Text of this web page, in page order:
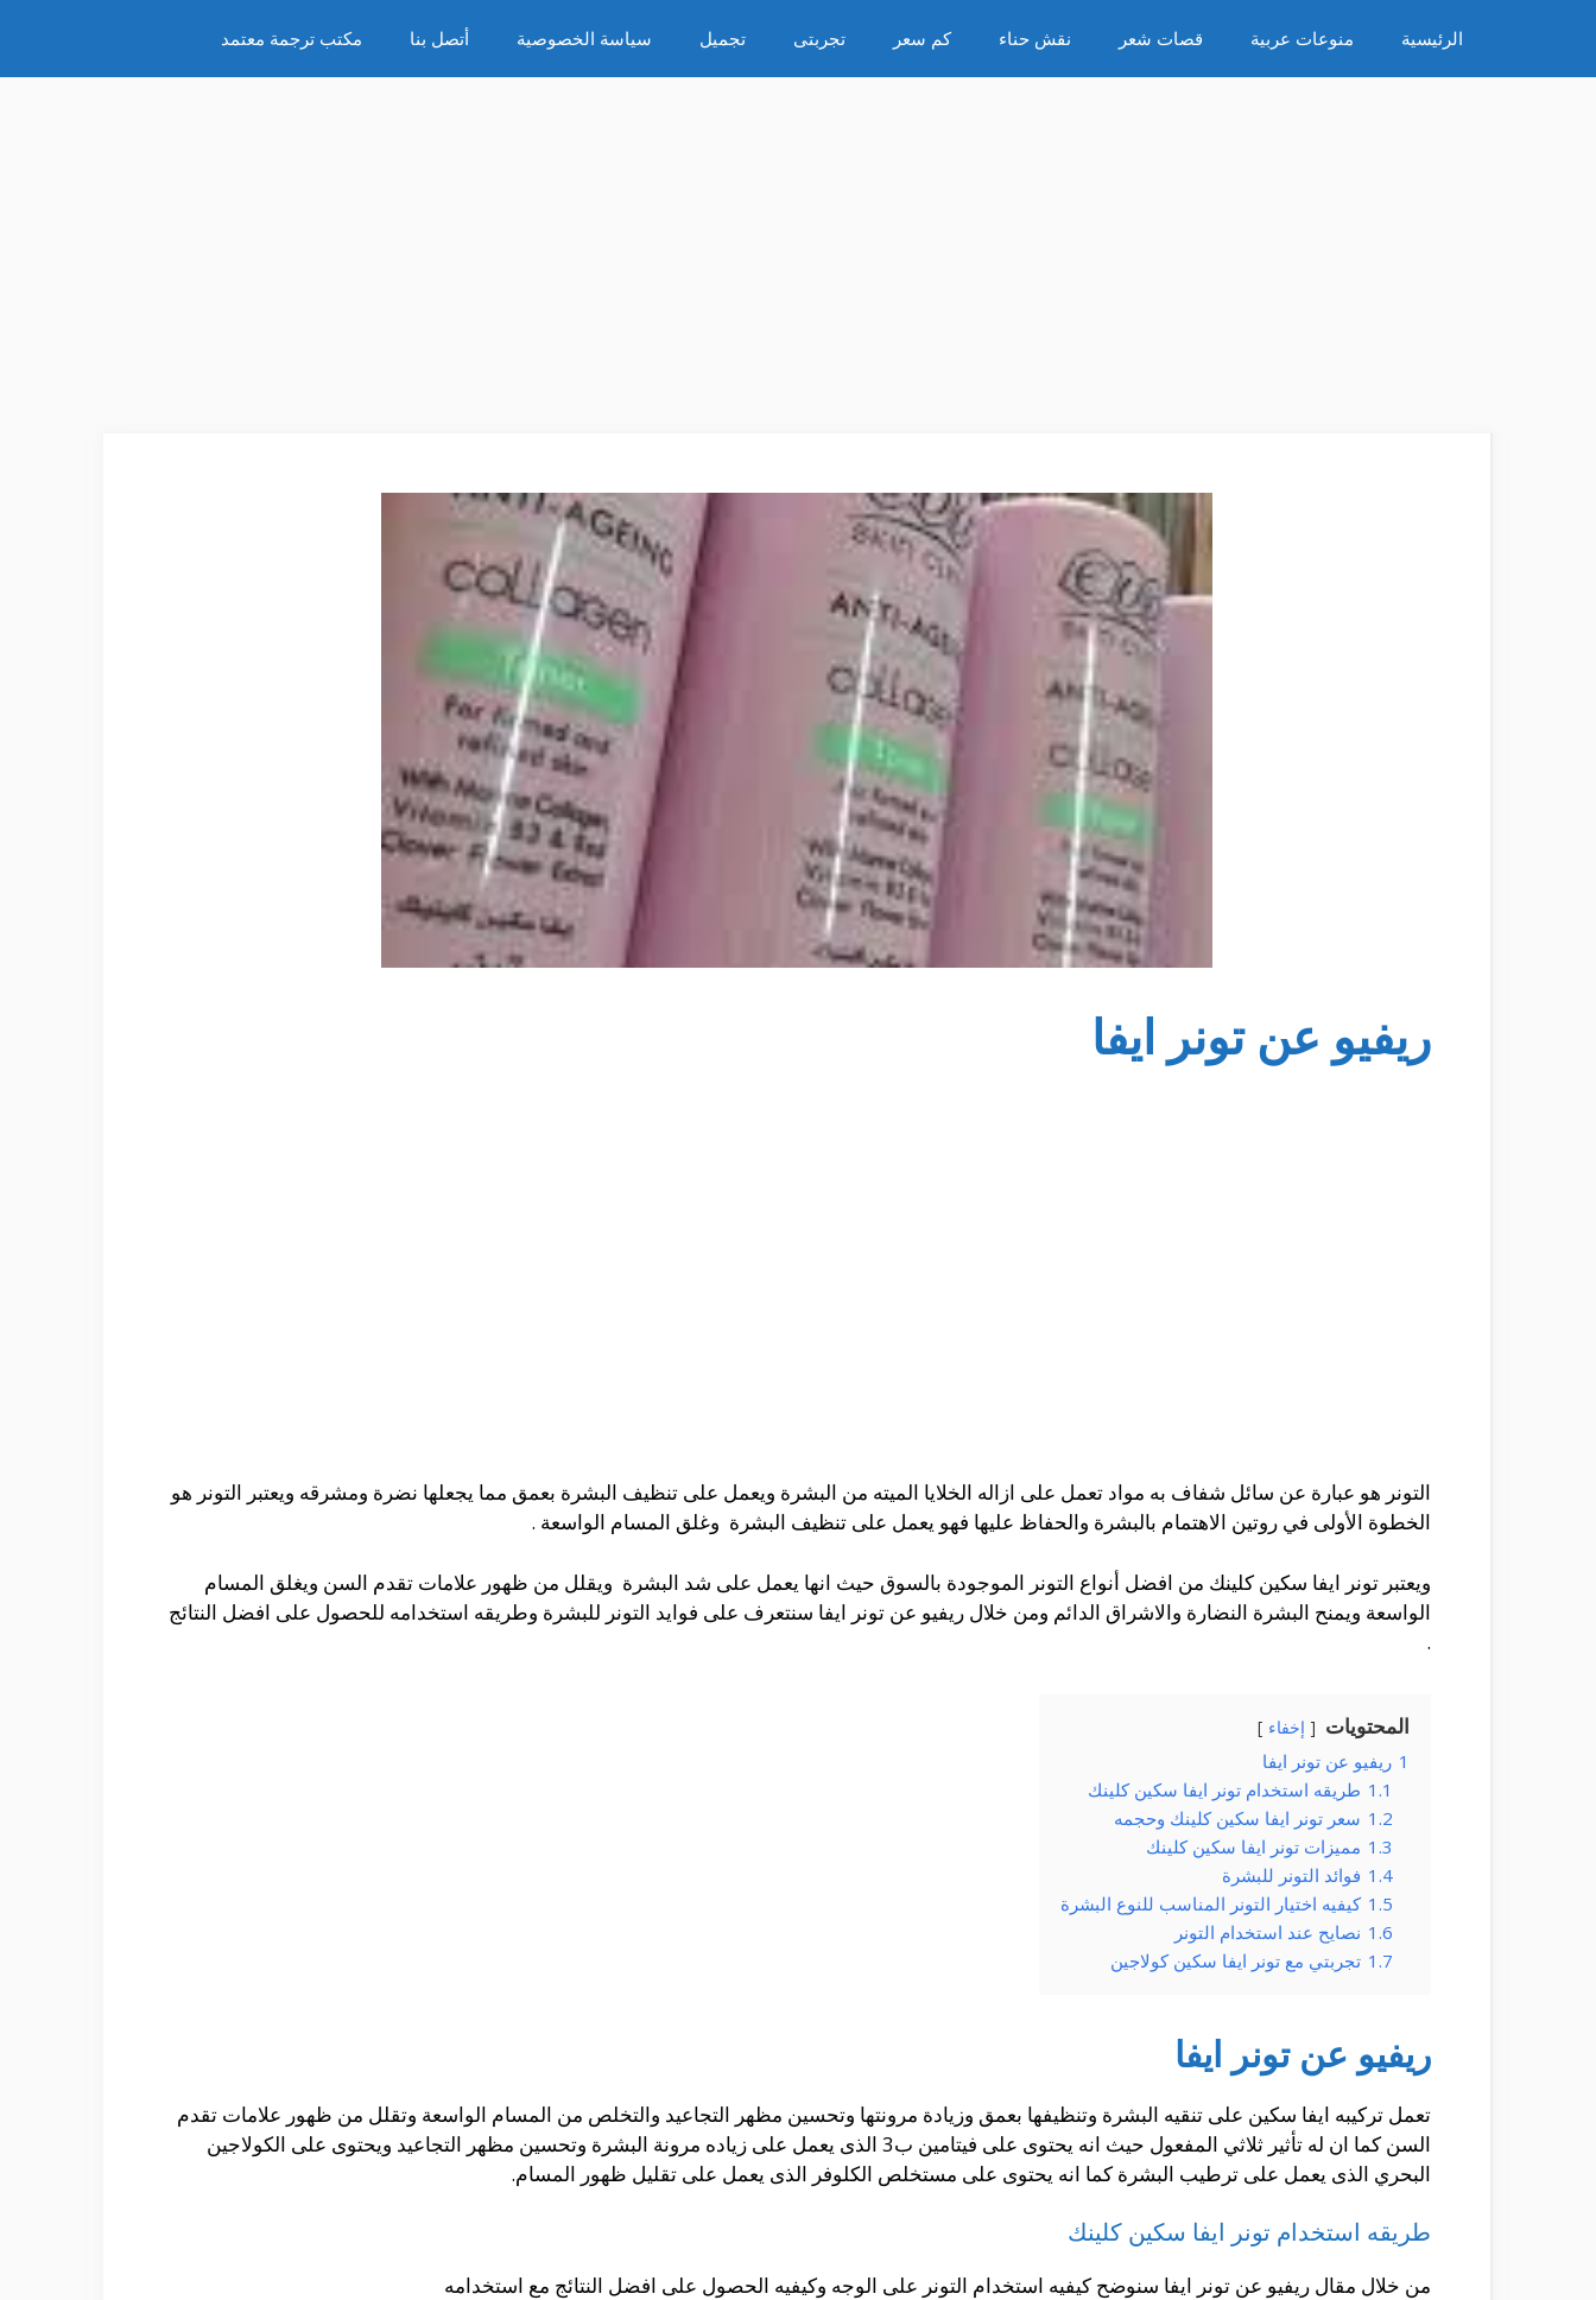
المحتوى
الرئيسية منوعات عربية قصات شعر نقش حناء كم سعر تجربتى تجميل سياسة الخصوصية أتصل بنا مكتب ترجمة معتمد
ريفيو عن تونر ايفا
التونر هو عبارة عن سائل شفاف به مواد تعمل على ازاله الخلايا الميته من البشرة ويعمل على تنظيف البشرة بعمق مما يجعلها نضرة ومشرقه ويعتبر التونر هو
الخطوة الأولى في روتين الاهتمام بالبشرة والحفاظ عليها فهو يعمل على تنظيف البشرة وغلق المسام الواسعة .
ويعتبر تونر ايفا سكين كلينك من افضل أنواع التونر الموجودة بالسوق حيث انها يعمل على شد البشرة ويقلل من ظهور علامات تقدم السن ويغلق المسام
الواسعة ويمنح البشرة النضارة والاشراق الدائم ومن خلال ريفيو عن تونر ايفا سنتعرف على فوايد التونر للبشرة وطريقه استخدامه للحصول على افضل النتائج
.
المحتويات إخفاء
1 ريفيو عن تونر ايفا
1.1 طريقه استخدام تونر ايفا سكين كلينك
1.2 سعر تونر ايفا سكين كلينك وحجمه
1.3 مميزات تونر ايفا سكين كلينك
1.4 فوائد التونر للبشرة
1.5 كيفيه اختيار التونر المناسب للنوع البشرة
1.6 نصايح عند استخدام التونر
1.7 تجربتي مع تونر ايفا سكين كولاجين
ريفيو عن تونر ايفا
تعمل تركيبه ايفا سكين على تنقيه البشرة وتنظيفها بعمق وزيادة مرونتها وتحسين مظهر التجاعيد والتخلص من المسام الواسعة وتقلل من ظهور علامات تقدم
السن كما ان له تأثير ثلاثي المفعول حيث انه يحتوى على فيتامين ب3 الذى يعمل على زياده مرونة البشرة وتحسين مظهر التجاعيد ويحتوى على الكولاجين
البحري الذى يعمل على ترطيب البشرة كما انه يحتوى على مستخلص الكلوفر الذى يعمل على تقليل ظهور المسام.
طريقه استخدام تونر ايفا سكين كلينك
من خلال مقال ريفيو عن تونر ايفا سنوضح كيفيه استخدام التونر على الوجه وكيفيه الحصول على افضل النتائج مع استخدامه